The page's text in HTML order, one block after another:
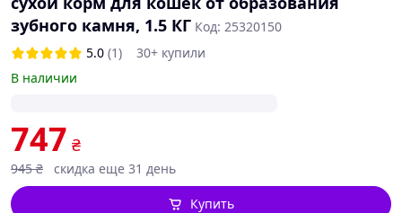
зубного камня, 1.5 КГ Код: 25320150
5.0 (1)
30+ купили
В наличии
747 ₴
945 ₴ скидка еще 31 день
Купить